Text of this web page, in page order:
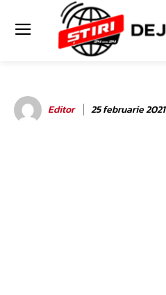
Editor 25 februarie 2021